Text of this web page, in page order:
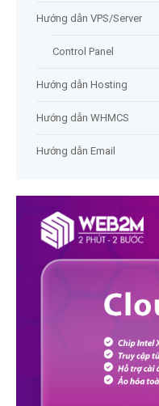
Hướng dẫn VPS/Server
Control Panel
Hướng dẫn Hosting
Hướng dẫn WHMCS
Hướng dẫn Email